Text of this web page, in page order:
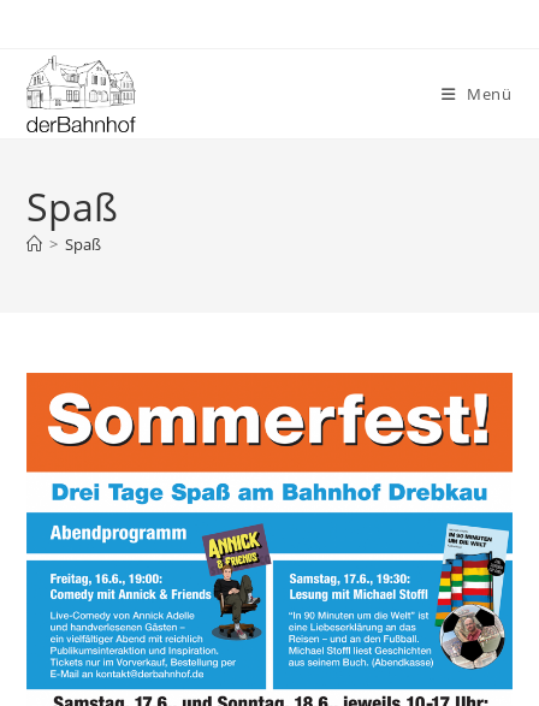
springen
Menü
Spaß
> Spaß